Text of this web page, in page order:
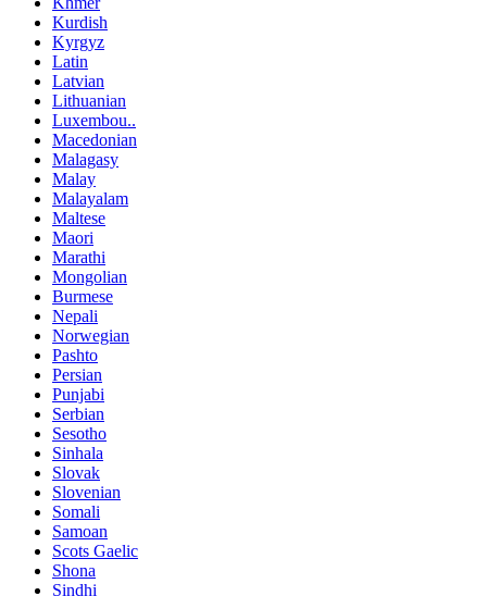
Kurdish
Kyrgyz
Latin
Latvian
Lithuanian
Luxembou..
Macedonian
Malagasy
Malay
Malayalam
Maltese
Maori
Marathi
Mongolian
Burmese
Nepali
Norwegian
Pashto
Persian
Punjabi
Serbian
Sesotho
Sinhala
Slovak
Slovenian
Somali
Samoan
Scots Gaelic
Shona
Sindhi